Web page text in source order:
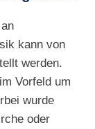
kann von
werden.
Vorfeld um
wurde
oder